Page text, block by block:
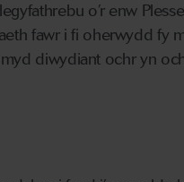
o’r enw
fawr ifi oherwyddfy
diwydiant ochr yn